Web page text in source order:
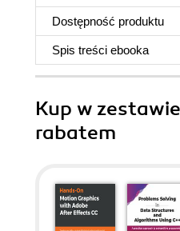
Dostępność produktu
Spis treści ebooka
Kup w
rabatem